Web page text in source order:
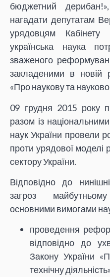
бюджетний
нагадати депутатам
урядовцям Кабінету
українська наука
зваженого
закладеними в новій
«Про наукову та
09 грудня 2015 року
разом із
наук України провели
проти урядової
сектору України.
Відповідно до
загроз
основними вимогами
проведення
відповідно до
Закону України
технічну